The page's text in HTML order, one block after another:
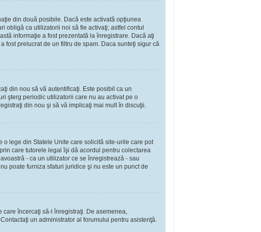
din două posibile. Dacă este activată opţiunea
obligă ca utilizatorii noi să fie activaţi; astfel contul
informaţie a fost prezentată la înregistrare. Dacă aţi
fost prelucrat de un filtru de spam. Daca sunteţi sigur că
din nou să vă autentificaţi. Este posibil ca un
şterg periodic utilizatorii care nu au activat pe o
din nou şi să vă implicaţi mai mult în discuţii.
o lege din Statele Unite care solicită site-urile care pot
care tutorele legal îşi dă acordul pentru colectarea
- ca un utilizator ce se înregistrează - sau
poate furniza sfaturi juridice şi nu este un punct de
care încercaţi să-l înregistraţi. De asemenea,
un administrator al forumului pentru asistenţă.